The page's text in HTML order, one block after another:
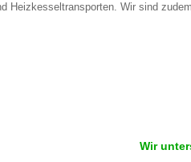
Heizkesseltransporten. Wir sind
Wir